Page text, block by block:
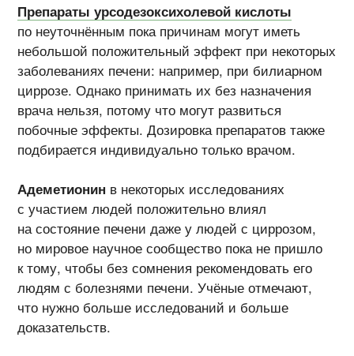
Препараты урсодезоксихолевой кислоты
по неуточнённым пока причинам могут иметь
небольшой положительный эффект при некоторых
заболеваниях печени: например, при билиарном
циррозе. Однако принимать их без назначения
врача нельзя, потому что могут развиться
побочные эффекты. Дозировка препаратов также
подбирается индивидуально только врачом.
Адеметионин в некоторых исследованиях
с участием людей положительно влиял
на состояние печени даже у людей с циррозом,
но мировое научное сообщество пока не пришло
к тому, чтобы без сомнения рекомендовать его
людям с болезнями печени. Учёные отмечают,
что нужно больше исследований и больше
доказательств.